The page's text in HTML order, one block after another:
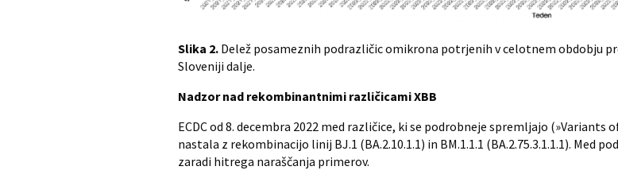
Slika 2. Delež posameznih podrazličic omikrona potrjenih v celotnem obdobju
Sloveniji dalje.
Nadzor nad rekombinantnimi različicami XBB
ECDC od 8. decembra 2022 med različice, ki se podrobneje spremljajo (»Variants
nastala z rekombinacijo linij BJ.1 (BA.2.10.1.1) in BM.1.1.1 (BA.2.75.3.1.1.1). Med
zaradi hitrega naraščanja primerov.